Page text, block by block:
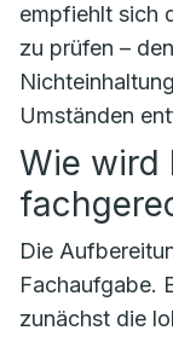
empfiehlt sich
zu prüfen –
Umständen
Wie wird
Die
Fachaufgabe.
zunächst die